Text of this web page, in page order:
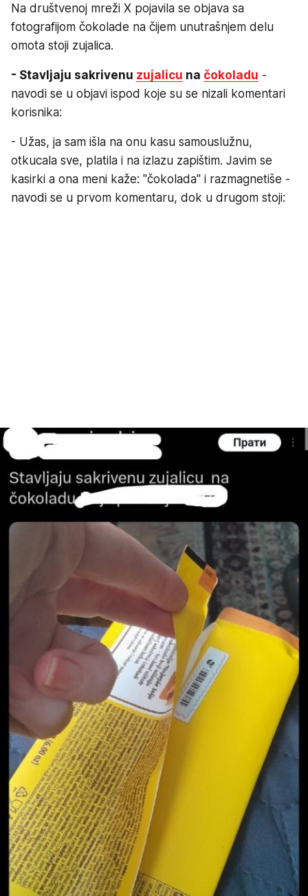
Na društvenoj mreži X pojavila se objava sa
fotografijom čokolade na čijem unutrašnjem delu
omota stoji zujalica.
- Stavljaju sakrivenu zujalicu na čokoladu -
navodi se u objavi ispod koje su se nizali komentari
korisnika:
- Užas, ja sam išla na onu kasu samouslužnu,
otkucala sve, platila i na izlazu zapištim. Javim se
kasirki a ona meni kaže: "čokolada" i razmagnetiše -
navodi se u prvom komentaru, dok u drugom stoji: